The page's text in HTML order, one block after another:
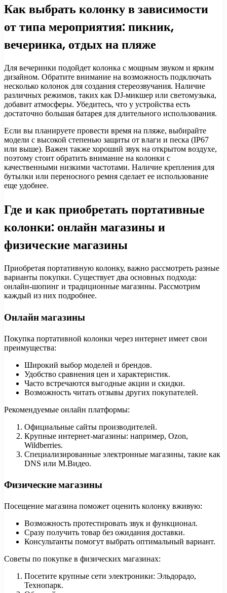
Как выбрать колонку в зависимости
от типа мероприятия: пикник,
вечеринка, отдых на пляже
Для вечеринки подойдет колонка с мощным звуком и ярким
дизайном. Обратите внимание на возможность подключать
несколько колонок для создания стереозвучания. Наличие
различных режимов, таких как DJ-микшер или светомузыка,
добавит атмосферы. Убедитесь, что у устройства есть
достаточно большая батарея для длительного использования.
Если вы планируете провести время на пляже, выбирайте
модели с высокой степенью защиты от влаги и песка (IP67
или выше). Важен также хороший звук на открытом воздухе,
поэтому стоит обратить внимание на колонки с
качественными низкими частотами. Наличие крепления для
бутылки или переносного ремня сделает ее использование
еще удобнее.
Где и как приобретать портативные
колонки: онлайн магазины и
физические магазины
Приобретая портативную колонку, важно рассмотреть разные
варианты покупки. Существует два основных подхода:
онлайн-шопинг и традиционные магазины. Рассмотрим
каждый из них подробнее.
Онлайн магазины
Покупка портативной колонки через интернет имеет свои
преимущества:
Широкий выбор моделей и брендов.
Удобство сравнения цен и характеристик.
Часто встречаются выгодные акции и скидки.
Возможность читать отзывы других покупателей.
Рекомендуемые онлайн платформы:
Официальные сайты производителей.
Крупные интернет-магазины: например, Ozon,
Wildberries.
Специализированные электронные магазины, такие как
DNS или М.Видео.
Физические магазины
Посещение магазина поможет оценить колонку вживую:
Возможность протестировать звук и функционал.
Сразу получить товар без ожидания доставки.
Консультанты помогут выбрать оптимальный вариант.
Советы по покупке в физических магазинах:
Посетите крупные сети электроники: Эльдорадо,
Технопарк.